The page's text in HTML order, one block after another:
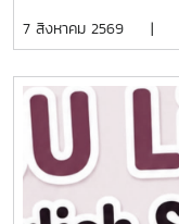
Institute ประเทศนิว
Mr. Jason D. Sheen
ศึกษาที่ IPU New
คณะฯ พร้อมทั้งได้ร่ว
มหาวิทยาลัยแม่โจ้ โด
นามครั้งนี้คณะศิลปศ
7 สิงหาคม 2569 |